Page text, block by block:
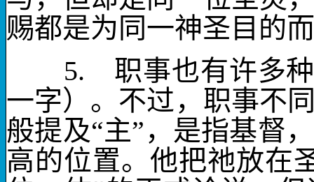
赐都是为同一神圣目的
5.
职事也有许多
一字）。不过，职事不
般提及“主”，是指基督
高的位置。他把祂放在